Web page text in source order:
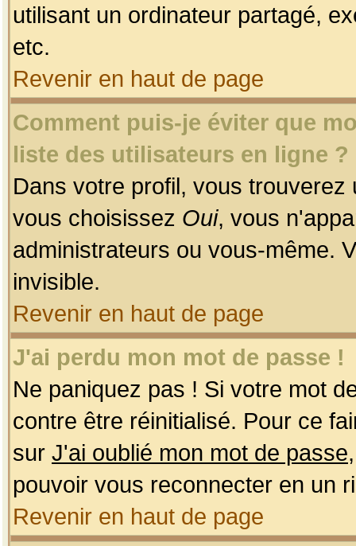
utilisant un ordinateur partagé,
etc.
Revenir en haut de page
Comment puis-je éviter que
liste des utilisateurs en ligne ?
Dans votre profil, vous
vous choisissez Oui, vous
administrateurs ou vous-même.
invisible.
Revenir en haut de page
J'ai perdu mon mot de passe !
Ne paniquez pas ! Si votre mot
contre être réinitialisé. Pour ce
sur J'ai oublié mon mot de passe
pouvoir vous reconnecter en un
Revenir en haut de page